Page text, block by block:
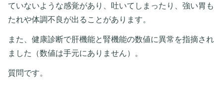
ていないような感覚があり、吐いてしまったり、強い胃も
たれや体調不良が出ることがあります。
また、健康診断で肝機能と腎機能の数値に異常を指摘され
ました（数値は手元にありません）。
質問です。